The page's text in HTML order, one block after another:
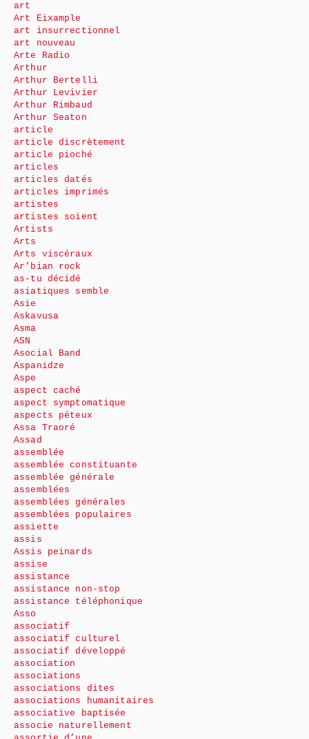
art
Art Eixample
art insurrectionnel
art nouveau
Arte Radio
Arthur
Arthur Bertelli
Arthur Levivier
Arthur Rimbaud
Arthur Seaton
article
article discrètement
article pioché
articles
articles datés
articles imprimés
artistes
artistes soient
Artists
Arts
Arts viscéraux
Ar’bian rock
as-tu décidé
asiatiques semble
Asie
Askavusa
Asma
ASN
Asocial Band
Aspanidze
Aspe
aspect caché
aspect symptomatique
aspects péteux
Assa Traoré
Assad
assemblée
assemblée constituante
assemblée générale
assemblées
assemblées générales
assemblées populaires
assiette
assis
Assis peinards
assise
assistance
assistance non-stop
assistance téléphonique
Asso
associatif
associatif culturel
associatif développé
association
associations
associations dites
associations humanitaires
associative baptisée
associe naturellement